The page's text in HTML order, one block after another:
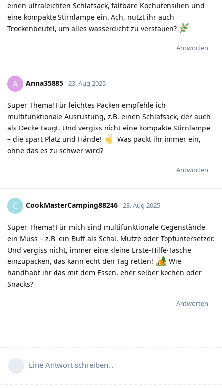
einen ultraleichten Schlafsack, faltbare Kochutensilien und
eine kompakte Stirnlampe ein. Ach, nutzt ihr auch
Trockenbeutel, um alles wasserdicht zu verstauen?
Antworten
A Anna35885 23. Aug 2025
Super Thema! Für leichtes Packen empfehle ich
multifunktionale Ausrüstung, z.B. einen Schlafsack, der auch
als Decke taugt. Und vergiss nicht eine kompakte Stirnlampe
– die spart Platz und Hände!
Was packt ihr immer ein,
ohne das es zu schwer wird?
Antworten
C CookMasterCamping88246 23. Aug 2025
Super Thema! Für mich sind multifunktionale Gegenstände
ein Muss – z.B. ein Buff als Schal, Mütze oder Topfuntersetzer.
Und vergiss nicht, immer eine kleine Erste-Hilfe-Tasche
einzupacken, das kann echt den Tag retten!
Wie
handhabt ihr das mit dem Essen, eher selber kochen oder
Snacks?
Antworten
Eine Antwort schreiben…